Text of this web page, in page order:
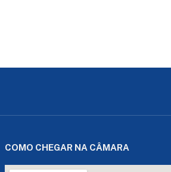
COMO CHEGAR NA CÂMARA